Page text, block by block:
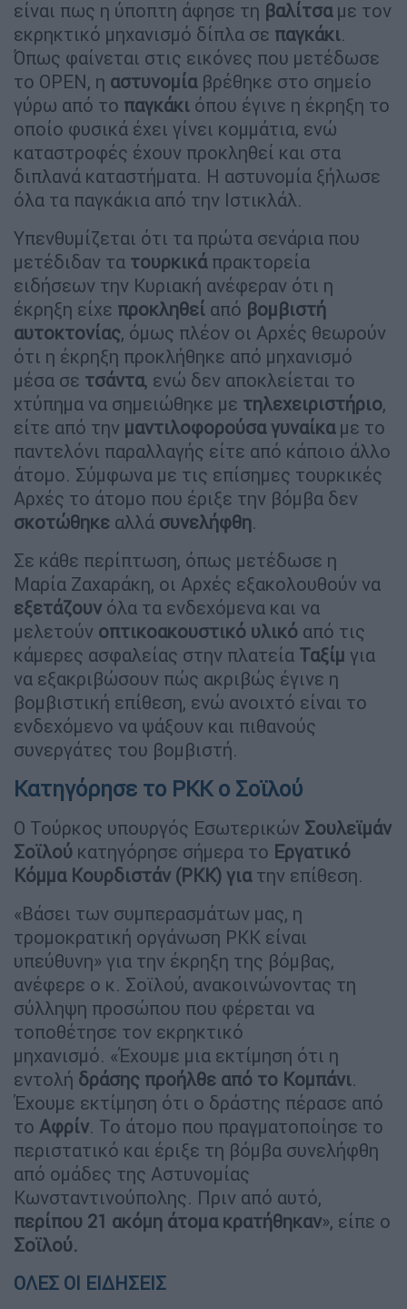
είναι πως η ύποπτη άφησε τη βαλίτσαμε τον
εκρηκτικό μηχανισμό δίπλα σε παγκάκι.
Όπως φαίνεται στις εικόνες που μετέδωσε
το OPEN, η αστυνομίαβρέθηκε στο σημείο
γύρω από το παγκάκι όπου έγινε η έκρηξη το
οποίο φυσικά έχει γίνει κομμάτια, ενώ
καταστροφές έχουν προκληθεί και στα
διπλανά καταστήματα. Η αστυνομία ξήλωσε
όλα τα παγκάκια από την Ιστικλάλ.
Υπενθυμίζεται ότι τα πρώτα σενάρια που
μετέδιδαν τα τουρκικάπρακτορεία
ειδήσεων την Κυριακή ανέφεραν ότι η
έκρηξη είχε προκληθεί από βομβιστή
αυτοκτονίας, όμως πλέον οι Αρχές θεωρούν
ότι η έκρηξη προκλήθηκε από μηχανισμό
μέσα σε τσάντα, ενώ δεν αποκλείεται το
χτύπημα να σημειώθηκε με τηλεχειριστήριο,
είτε από την μαντιλοφορούσα γυναίκαμε το
παντελόνι παραλλαγής είτε από κάποιο άλλο
άτομο. Σύμφωνα με τις επίσημες τουρκικές
Αρχές το άτομο που έριξε την βόμβα δεν
σκοτώθηκε αλλά συνελήφθη.
Σε κάθε περίπτωση, όπως μετέδωσε η
Μαρία Ζαχαράκη, οι Αρχές εξακολουθούν να
εξετάζουν όλα τα ενδεχόμενα και να
μελετούν οπτικοακουστικό υλικό από τις
κάμερες ασφαλείας στην πλατεία Ταξίμ για
να εξακριβώσουν πώς ακριβώς έγινε η
βομβιστική επίθεση, ενώ ανοιχτό είναι το
ενδεχόμενο να ψάξουν και πιθανούς
συνεργάτες του βομβιστή.
Κατηγόρησε το PKK ο Σοϊλού
Ο Τούρκος υπουργός Εσωτερικών Σουλεϊμάν
Σοϊλού κατηγόρησε σήμερα το Εργατικό
Κόμμα Κουρδιστάν (PKK) γιατην επίθεση.
«Βάσει των συμπερασμάτων μας, η
τρομοκρατική οργάνωση PKK είναι
υπεύθυνη» για την έκρηξη της βόμβας,
ανέφερε ο κ. Σοϊλού, ανακοινώνοντας τη
σύλληψη προσώπου που φέρεται να
τοποθέτησε τον εκρηκτικό
μηχανισμό. «Έχουμε μια εκτίμηση ότι η
εντολή δράσης προήλθε από το Κομπάνι.
Έχουμε εκτίμηση ότι ο δράστης πέρασε από
το Αφρίν. Το άτομο που πραγματοποίησε το
περιστατικό και έριξε τη βόμβα συνελήφθη
από ομάδες της Αστυνομίας
Κωνσταντινούπολης. Πριν από αυτό,
περίπου 21 ακόμη άτομα κρατήθηκαν», είπε ο
Σοϊλού.
ΟΛΕΣ ΟΙ ΕΙΔΗΣΕΙΣ